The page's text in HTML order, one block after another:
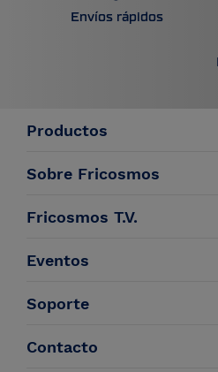
Envíos rápidos
Productos
Sobre Fricosmos
Fricosmos T.V.
Eventos
Soporte
Contacto